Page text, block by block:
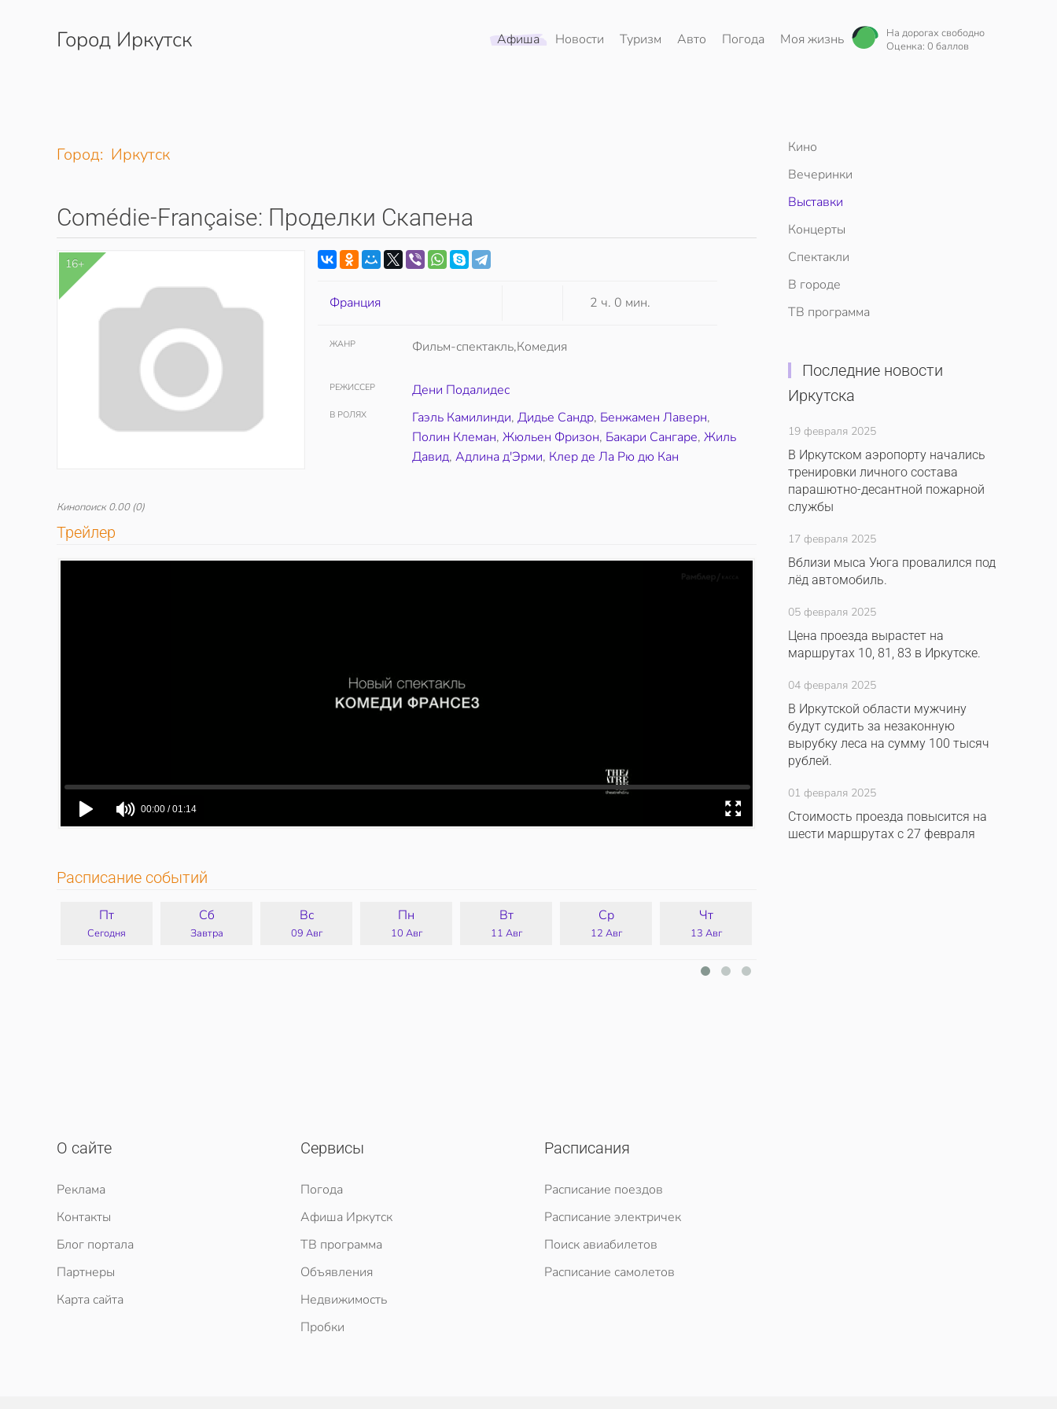
Перейти к содержимому
Город Иркутск Афиша Новости Туризм Авто Погода Моя жизнь
На дорогах свободно
Оценка: 0 баллов
Город: Иркутск
Comédie-Française: Проделки Скапена
16+
Кинопоиск 0.00(0)
Франция 2 ч. 0 мин.
ЖАНР Фильм-спектакль,Комедия
РЕЖИССЕР Дени Подалидес
В РОЛЯХ Гаэль Камилинди,Дидье Сандр, Бенжамен Лаверн,
Полин Клеман,Жюльен Фризон, Бакари Сангаре,Жиль
Давид,Адлина д'Эрми, Клер де Ла Рю дю Кан
Трейлер
Расписание событий
Пт
Сегодня
Сб
Завтра
Вс
09 Авг
Пн
10 Авг
Вт
11 Авг
Ср
12 Авг
Чт
13 Авг
Кино
Вечеринки
Выставки
Концерты
Спектакли
В городе
ТВ программа
Последние новости
Иркутска
19 февраля 2025
В Иркутском аэропорту начались
тренировки личного состава
парашютно-десантной пожарной
службы
17 февраля 2025
Вблизи мыса Уюга провалился под
лёд автомобиль.
05 февраля 2025
Цена проезда вырастет на
маршрутах 10, 81, 83 в Иркутске.
04 февраля 2025
В Иркутской области мужчину
будут судить за незаконную
вырубку леса на сумму 100 тысяч
рублей.
01 февраля 2025
Стоимость проезда повысится на
шести маршрутах с 27 февраля
О сайте
Реклама
Контакты
Блог портала
Партнеры
Карта сайта
Сервисы
Погода
Афиша Иркутск
ТВ программа
Объявления
Недвижимость
Пробки
Расписания
Расписание поездов
Расписание электричек
Поиск авиабилетов
Расписание самолетов